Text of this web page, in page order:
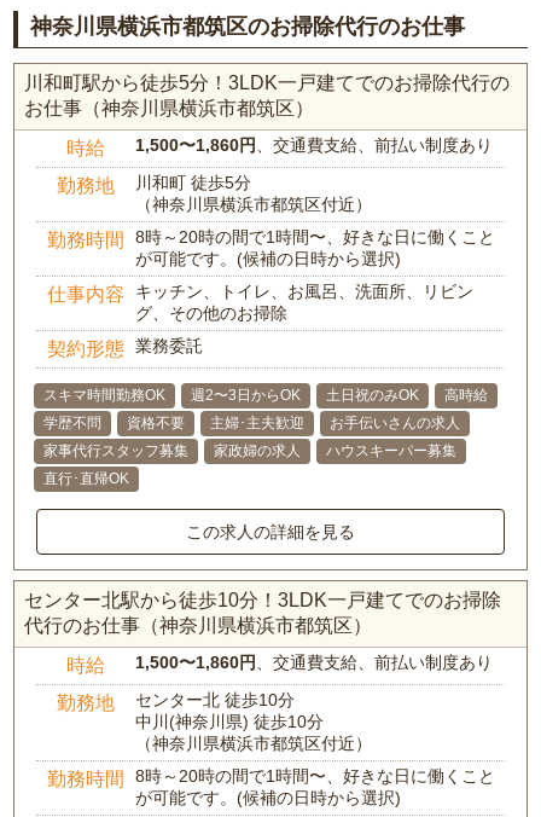
神奈川県横浜市都筑区のお掃除代行のお仕事
川和町駅から徒歩5分！3LDK一戸建てでのお掃除代行の
お仕事（神奈川県横浜市都筑区）
時給 1,500〜1,860円 、交通費支給、前払い制度あり
勤務地
川和町 徒歩5分
（神奈川県横浜市都筑区付近）
勤務時間
8時～20時の間で1時間〜、好きな日に働くこと
が可能です。(候補の日時から選択)
仕事内容
キッチン、トイレ、お風呂、洗面所、リビン
グ、その他のお掃除
契約形態 業務委託
スキマ時間勤務OK 週2〜3日からOK 土日祝のみOK
高時給
学歴不問
資格不要 主婦･主夫歓迎
お手伝いさんの求人
家事代行スタッフ募集
家政婦の求人
ハウスキーパー募集
直行･直帰OK
この求人の詳細を見る
センター北駅から徒歩10分！3LDK一戸建てでのお掃除
代行のお仕事（神奈川県横浜市都筑区）
時給 1,500〜1,860円 、交通費支給、前払い制度あり
勤務地
センター北 徒歩10分
中川(神奈川県) 徒歩10分
（神奈川県横浜市都筑区付近）
勤務時間
8時～20時の間で1時間〜、好きな日に働くこと
が可能です。(候補の日時から選択)